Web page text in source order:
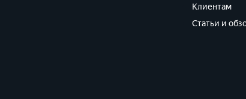
Клиентам
Статьи и